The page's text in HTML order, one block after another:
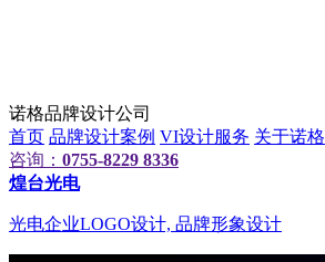
诺格品牌设计公司
首页 品牌设计案例 VI设计服务 关于诺格
咨询： 0755-8229 8336
煌台光电
光电企业LOGO设计, 品牌形象设计